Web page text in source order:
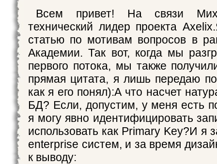
Всем привет! На связи
технический лидер проекта
статью по мотивам вопросов в
Академии. Так вот, когда мы
первого потока, мы также
прямая цитата, я лишь передаю
как я его понял):А что насчет
БД? Если, допустим, у меня есть
я могу явно идентифицировать
использовать как Primary Key?И я
enterprise систем, и за время
к выводу: